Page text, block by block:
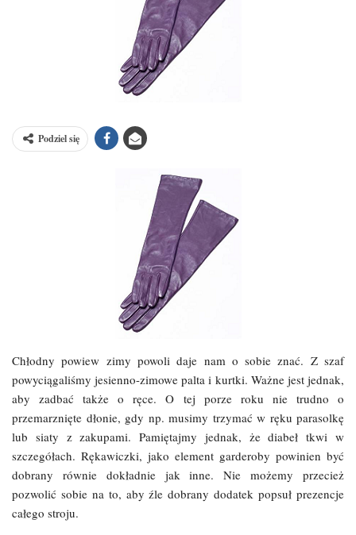
Podziel się
Chłodny powiew zimy powoli daje nam o sobie znać. Z szaf
powyciągaliśmy jesienno-zimowe palta i kurtki. Ważne jest jednak,
aby zadbać także o ręce. O tej porze roku nie trudno o
przemarznięte dłonie, gdy np. musimy trzymać w ręku parasolkę
lub siaty z zakupami. Pamiętajmy jednak, że diabeł tkwi w
szczegółach. Rękawiczki, jako element garderoby powinien być
dobrany równie dokładnie jak inne. Nie możemy przecież
pozwolić sobie na to, aby źle dobrany dodatek popsuł prezencje
całego stroju.